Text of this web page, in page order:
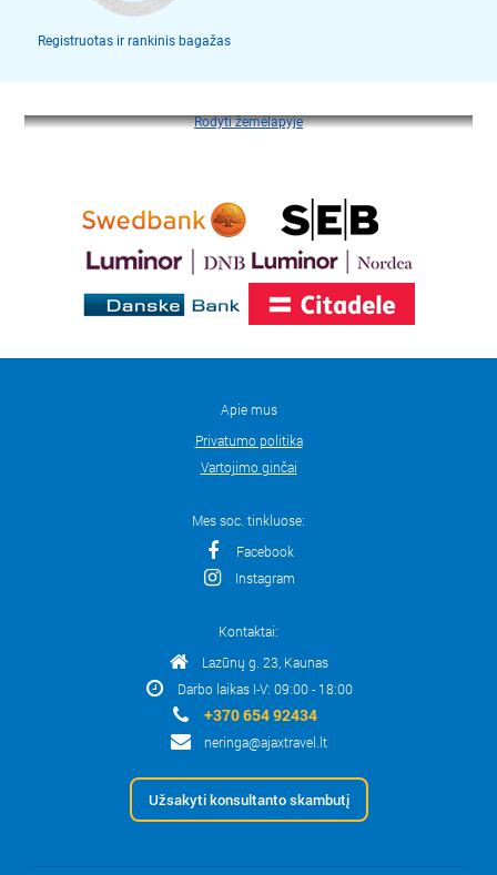
Registruotas ir rankinis bagažas
Rodyti žemėlapyje
Apie mus
Privatumo politika
Vartojimo ginčai
Mes soc. tinkluose:
Facebook
Instagram
Kontaktai:
Lazūnų g. 23, Kaunas
Darbo laikas I-V: 09:00 - 18:00
+370 654 92434
neringa@ajaxtravel.lt
Užsakyti konsultanto skambutį